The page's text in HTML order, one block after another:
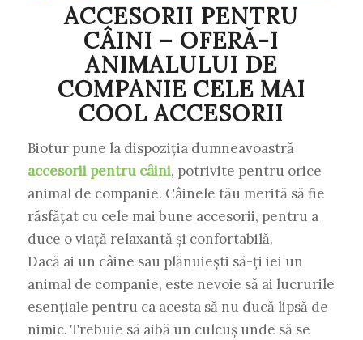
ACCESORII PENTRU
CÂINI – OFERĂ-I
ANIMALULUI DE
COMPANIE CELE MAI
COOL ACCESORII
Biotur pune la dispoziția dumneavoastră
accesorii pentru câini, potrivite pentru orice
animal de companie. Câinele tău merită să fie
răsfățat cu cele mai bune accesorii, pentru a
duce o viață relaxantă și confortabilă.
Dacă ai un câine sau plănuiești să-ți iei un
animal de companie, este nevoie să ai lucrurile
esențiale pentru ca acesta să nu ducă lipsă de
nimic. Trebuie să aibă un culcuș unde să se